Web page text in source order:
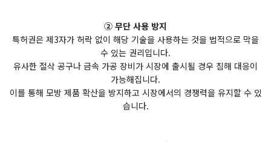
② 무단 사용 방지
특허권은 제3자가 허락 없이 해당 기술을 사용하는 것을 법적으로 막을
수 있는 권리입니다.
유사한 절삭 공구나 금속 가공 장비가 시장에 출시될 경우 침해 대응이
가능해집니다.
이를 통해 모방 제품 확산을 방지하고 시장에서의 경쟁력을 유지할 수 있
습니다.